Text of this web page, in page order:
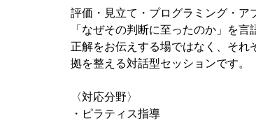
評価・見立て・プログラミング・ア
「なぜその判断に至ったのか」を
正解をお伝えする場ではなく、そ
拠を整える対話型セッションです。
〈対応分野〉
・ピラティス指導